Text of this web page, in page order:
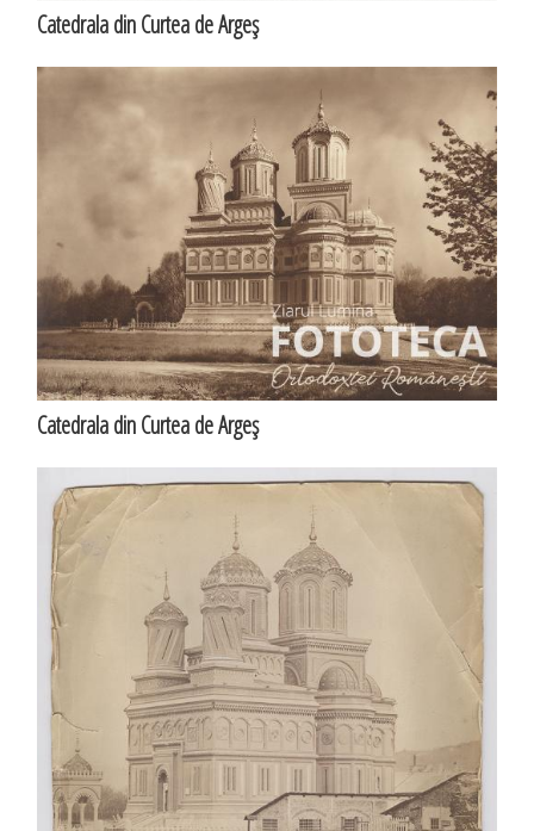
Catedrala din Curtea de Argeş
Catedrala din Curtea de Argeş